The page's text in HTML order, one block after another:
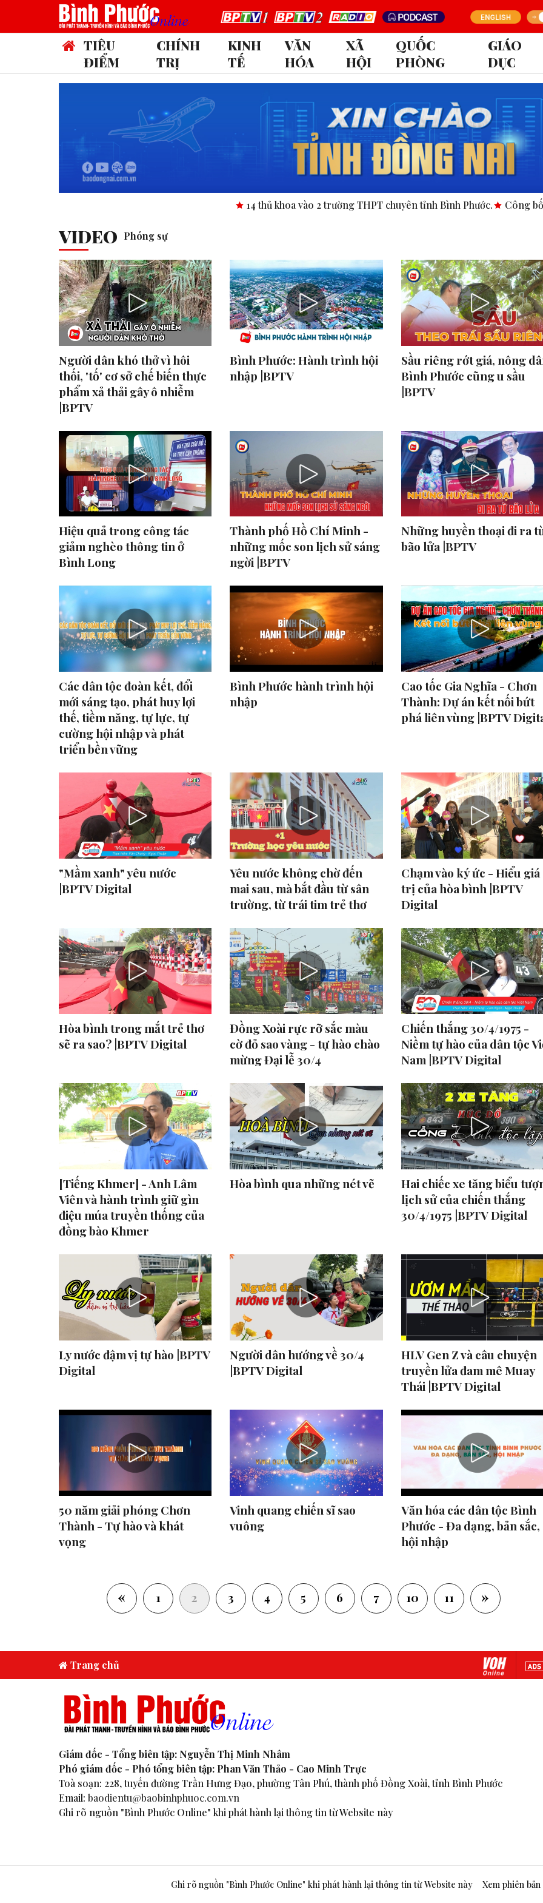
TIÊU
ĐIỂM
CHÍNH
TRỊ
KINH
TẾ
VĂN
HÓA
XÃ
HỘI
QUỐC
PHÒNG
GIÁO
DỤC
14 thủ khoa vào 2 trường THPT chuyên tỉnh Bình Phước. Công bố nghị
VIDEO Phóng sự
Người dân khó thở vì hôi
thối, 'tố' cơ sở chế biến thực
phẩm xả thải gây ô nhiễm
|BPTV
Bình Phước: Hành trình hội
nhập |BPTV
Sầu riêng rớt giá, nông
Bình Phước cũng u sầu
|BPTV
Hiệu quả trong công tác
giảm nghèo thông tin ở
Bình Long
Thành phố Hồ Chí Minh -
những mốc son lịch sử sáng
ngời |BPTV
Những huyền thoại đi ra
bão lửa |BPTV
Các dân tộc đoàn kết, đổi
mới sáng tạo, phát huy lợi
thế, tiềm năng, tự lực, tự
cường hội nhập và phát
triển bền vững
Bình Phước hành trình hội
nhập
Cao tốc Gia Nghĩa - Chơn
Thành: Dự án kết nối bứt
phá liên vùng |BPTV
"Mầm xanh" yêu nước
|BPTV Digital
Yêu nước không chờ đến
mai sau, mà bắt đầu từ sân
trường, từ trái tim trẻ thơ
Chạm vào ký ức - Hiểu giá
trị của hòa bình |BPTV
Digital
Hòa bình trong mắt trẻ thơ
sẽ ra sao? |BPTV Digital
Đồng Xoài rực rỡ sắc màu
cờ đỏ sao vàng - tự hào chào
mừng Đại lễ 30/4
Chiến thắng 30/4/1975 -
Niềm tự hào của dân tộc
Nam |BPTV Digital
[Tiếng Khmer] - Anh Lâm
Viên và hành trình giữ gìn
điệu múa truyền thống của
đồng bào Khmer
Hòa bình qua những nét vẽ
Hai chiếc xe tăng biểu
lịch sử của chiến thắng
30/4/1975 |BPTV Digital
Ly nước đậm vị tự hào |BPTV
Digital
Người dân hướng về 30/4
|BPTV Digital
HLV Gen Z và câu chuyện
truyền lửa đam mê Muay
Thái |BPTV Digital
50 năm giải phóng Chơn
Thành - Tự hào và khát
vọng
Vinh quang chiến sĩ sao
vuông
Văn hóa các dân tộc Bình
Phước - Đa dạng, bản sắc,
hội nhập
« 1 2(current)
3 4 5 6 7 10 11 »
Trang chủ
Giám đốc - Tổng biên tập: Nguyễn Thị Minh Nhâm
Phó giám đốc - Phó tổng biên tập: Phan Văn Thảo - Cao Minh Trực
Toà soạn: 228, tuyến đường Trần Hưng Đạo, phường Tân Phú, thành phố Đồng Xoài, tỉnh Bình Phước
Email: baodientu@baobinhphuoc.com.vn
Ghi rõ nguồn "Bình Phước Online" khi phát hành lại thông tin từ Website này
Ghi rõ nguồn "Bình Phước Online" khi phát hành lại thông tin từ Website này Xem phiên bản